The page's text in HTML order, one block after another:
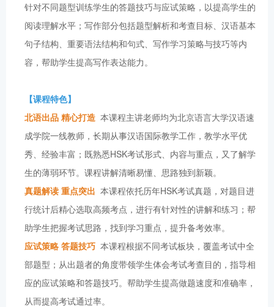
针对不同题型训练学生的答题技巧与应试策略，以提高学生的
阅读理解水平；写作部分包括题型解析和考查目标、汉语基本
句子结构、重要语法结构和句式、写作学习策略与技巧等内
容，帮助学生提高写作表达能力。
【课程特色】
北语出品 精心打造 本课程主讲老师均为北京语言大学汉语速
成学院一线教师，长期从事汉语国际教学工作，教学水平优
秀、经验丰富；既熟悉HSK考试形式、内容与重点，又了解学
生的薄弱环节。课程讲解清晰易懂、思路独到新颖。
真题解读 重点突出 本课程依托历年HSK考试真题，对题目进
行统计后精心选取高频考点，进行有针对性的讲解和练习；帮
助学生把握考试思路，找到学习重点，提升备考效率。
应试策略 答题技巧 本课程根据不同考试板块，覆盖考试中全
部题型；从出题者的角度带领学生体会考试考查目的，指导相
应的应试策略和答题技巧。帮助学生提高做题速度和准确率，
从而提高考试通过率。